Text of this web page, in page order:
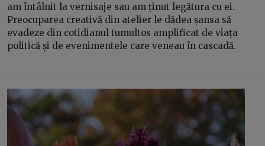
am întâlnit la vernisaje sau am ținut legătura cu ei.
Preocuparea creativă din atelier le dădea șansa să
evadeze din cotidianul tumultos amplificat de viața
politică și de evenimentele care veneau în cascadă.